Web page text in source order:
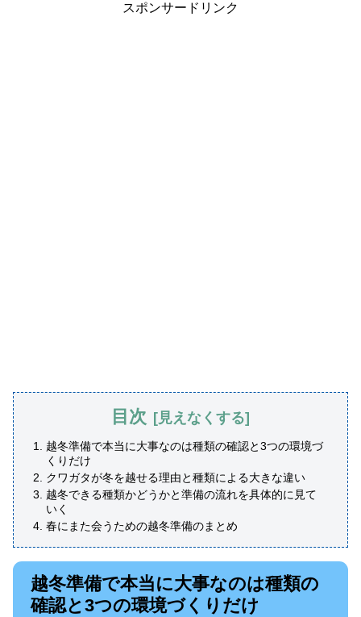
スポンサードリンク
目次
越冬準備で本当に大事なのは種類の確認と3つの環境づ
くりだけ
クワガタが冬を越せる理由と種類による大きな違い
越冬できる種類かどうかと準備の流れを具体的に見て
いく
春にまた会うための越冬準備のまとめ
越冬準備で本当に大事なのは種類の
確認と3つの環境づくりだけ